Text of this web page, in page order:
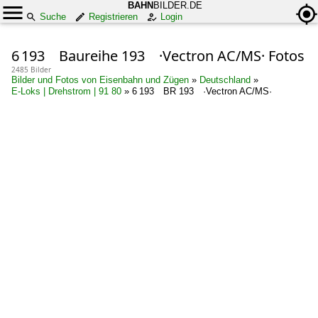
BAHN BILDER.DE
Suche
Registrieren Login
6 193 Baureihe 193 ·Vectron AC/MS· Fotos
2485 Bilder
Bilder und Fotos von Eisenbahn und Zügen » Deutschland »
E-Loks | Drehstrom | 91 80 » 6 193 BR 193 ·Vectron AC/MS·